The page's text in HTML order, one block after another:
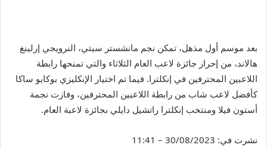
بعد موسم أول مذهل، تمكن نجم مانشستر سيتي، النرويجي إرلينغ
هالاند، من إحراز جائزة لاعب العام الثلاثاء والتي تمنحها رابطة
اللاعبين المحترفين في إنكلترا. فيما تم اختيار الإنكليزي بوكايو ساكا
كأفضل لاعب شاب من رابطة اللاعبين المحترفين، وفازت نجمة
أستون فيلا ومنتخب إنكلترا راتشيل دايلي بجائزة لاعبة العام.
نشرت في: 30/08/2023 – 11:41